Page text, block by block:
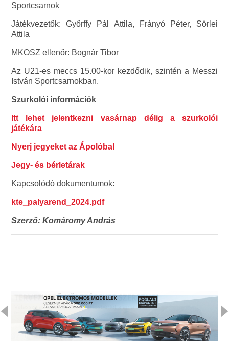
Sportcsarnok
Játékvezetők: Győrffy Pál Attila, Frányó Péter, Sörlei
Attila
MKOSZ ellenőr: Bognár Tibor
Az U21-es meccs 15.00-kor kezdődik, szintén a Messzi
István Sportcsarnokban.
Szurkolói információk
Itt lehet jelentkezni vasárnap délig a szurkolói
játékára
Nyerj jegyeket az Ápolóba!
Jegy- és bérletárak
Kapcsolódó dokumentumok:
kte_palyarend_2024.pdf
Szerző: Komáromy András